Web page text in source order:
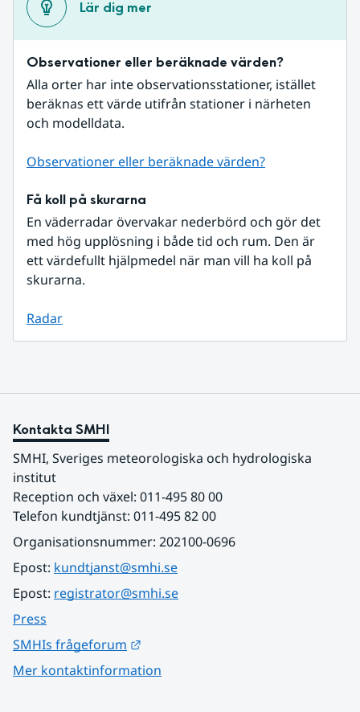
Lär dig mer
Observationer eller beräknade värden?
Alla orter har inte observationsstationer, istället
beräknas ett värde utifrån stationer i närheten
och modelldata.
Observationer eller beräknade värden?
Få koll på skurarna
En väderradar övervakar nederbörd och gör det
med hög upplösning i både tid och rum. Den är
ett värdefullt hjälpmedel när man vill ha koll på
skurarna.
Radar
Kontakta SMHI
SMHI, Sveriges meteorologiska och hydrologiska
institut
Reception och växel: 011-495 80 00
Telefon kundtjänst: 011-495 82 00
Organisationsnummer: 202100-0696
Epost: kundtjanst@smhi.se
Epost: registrator@smhi.se
Press
SMHIs frågeforum
Mer kontaktinformation